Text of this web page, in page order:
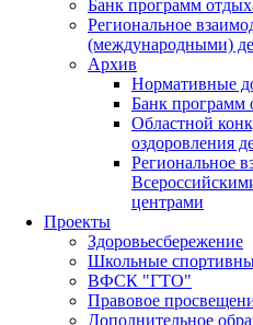
Банк программ
Региональное
(международными)
Архив
Нормативные
Банк программ
Областной
оздоровления
Региональное
центрами
Проекты
Здоровьесбережение
Школьные
ВФСК "ГТО"
Правовое
Дополнительное